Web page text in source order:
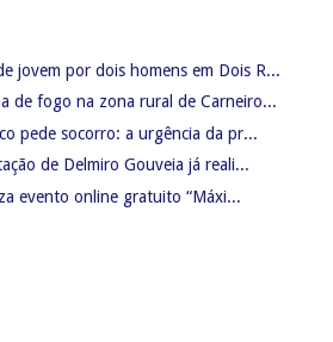
jovem por dois homens em Dois R...
de fogo na zona rural de Carneiro...
pede socorro: a urgência da pr...
de Delmiro Gouveia já reali...
evento online gratuito “Máxi...